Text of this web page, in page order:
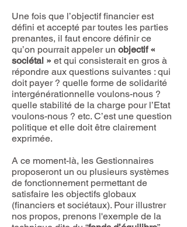
Une fois que l’objectif financier est
défini et accepté par toutes les parties
prenantes, il faut encore définir ce
qu’on pourrait appeler un objectif «
sociétal » et qui consisterait en gros à
répondre aux questions suivantes : qui
doit payer ? quelle forme de solidarité
intergénérationnelle voulons-nous ?
quelle stabilité de la charge pour l’Etat
voulons-nous ? etc. C’est une question
politique et elle doit être clairement
exprimée.
A ce moment-là, les Gestionnaires
proposeront un ou plusieurs systèmes
de fonctionnement permettant de
satisfaire les objectifs globaux
(financiers et sociétaux). Pour illustrer
nos propos, prenons l'exemple de la